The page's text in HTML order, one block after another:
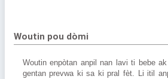
Woutin pou dòmi
Woutin enpòtan anpil nan lavi ti bebe
gentan prevwa ki sa ki pral fèt. Li itil